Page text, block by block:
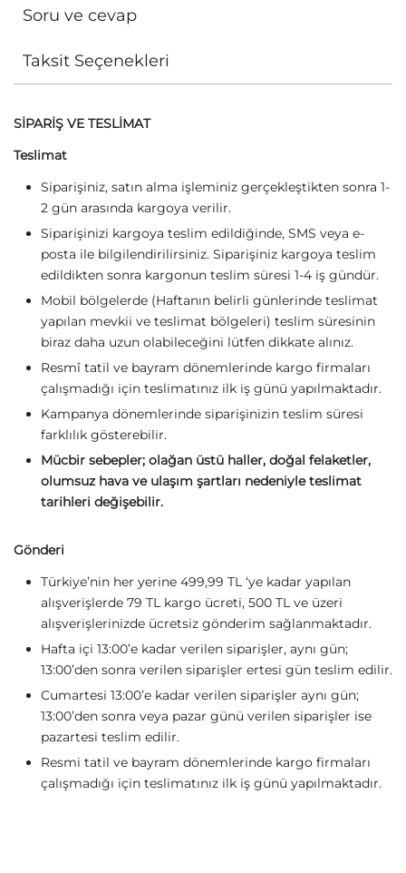
Soru ve cevap
Taksit Seçenekleri
SİPARİŞ VE TESLİMAT
Teslimat
Siparişiniz, satın alma işleminiz gerçekleştikten sonra 1-
2 gün arasında kargoya verilir.
Siparişinizi kargoya teslim edildiğinde, SMS veya e-
posta ile bilgilendirilirsiniz. Siparişiniz kargoya teslim
edildikten sonra kargonun teslim süresi 1-4 iş gündür.
Mobil bölgelerde (Haftanın belirli günlerinde teslimat
yapılan mevkii ve teslimat bölgeleri) teslim süresinin
biraz daha uzun olabileceğini lütfen dikkate alınız.
Resmî tatil ve bayram dönemlerinde kargo firmaları
çalışmadığı için teslimatınız ilk iş günü yapılmaktadır.
Kampanya dönemlerinde siparişinizin teslim süresi
farklılık gösterebilir.
Mücbir sebepler; olağan üstü haller, doğal felaketler,
olumsuz hava ve ulaşım şartları nedeniyle teslimat
tarihleri değişebilir.
Gönderi
Türkiye’nin her yerine 499,99 TL ‘ye kadar yapılan
alışverişlerde 79 TL kargo ücreti, 500 TL ve üzeri
alışverişlerinizde ücretsiz gönderim sağlanmaktadır.
Hafta içi 13:00’e kadar verilen siparişler, aynı gün;
13:00’den sonra verilen siparişler ertesi gün teslim edilir.
Cumartesi 13:00’e kadar verilen siparişler aynı gün;
13:00’den sonra veya pazar günü verilen siparişler ise
pazartesi teslim edilir.
Resmi tatil ve bayram dönemlerinde kargo firmaları
çalışmadığı için teslimatınız ilk iş günü yapılmaktadır.